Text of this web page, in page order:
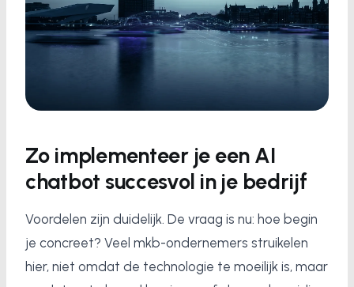
Zo implementeer je een AI
chatbot succesvol in je bedrijf
Voordelen zijn duidelijk. De vraag is nu: hoe begin
je concreet? Veel mkb-ondernemers struikelen
hier, niet omdat de technologie te moeilijk is, maar